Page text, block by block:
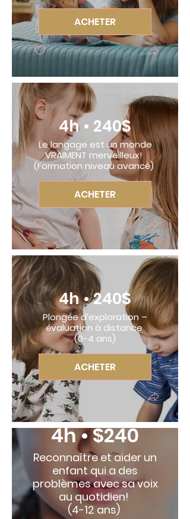
ACHETER
4h • 240$
Le langage est un monde
VRAIMENT merveilleux!
(Formation niveau avancé)
ACHETER
4h • 240$
Plongée d’exploration –
évaluation à distance
(0-4 ans)
ACHETER
4h • $240
Reconnaître et aider un
enfant qui a des
problèmes avec sa voix
au quotidien!
(4-12 ans)